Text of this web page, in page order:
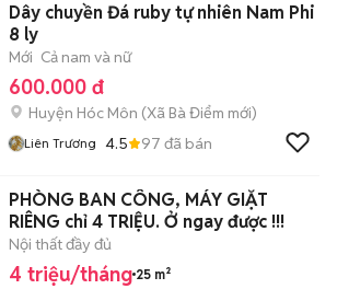
Dây chuyền Đá ruby tự nhiên Nam Phi
8 ly
Mới Cả nam và nữ
600.000 đ
Huyện Hóc Môn (Xã Bà Điểm mới)
Liên Trương 4.5 97 đã bán
PHÒNG BAN CÔNG, MÁY GIẶT
RIÊNG chỉ 4 TRIỆU. Ở ngay được !!!
Nội thất đầy đủ
4 triệu/tháng 25 m²